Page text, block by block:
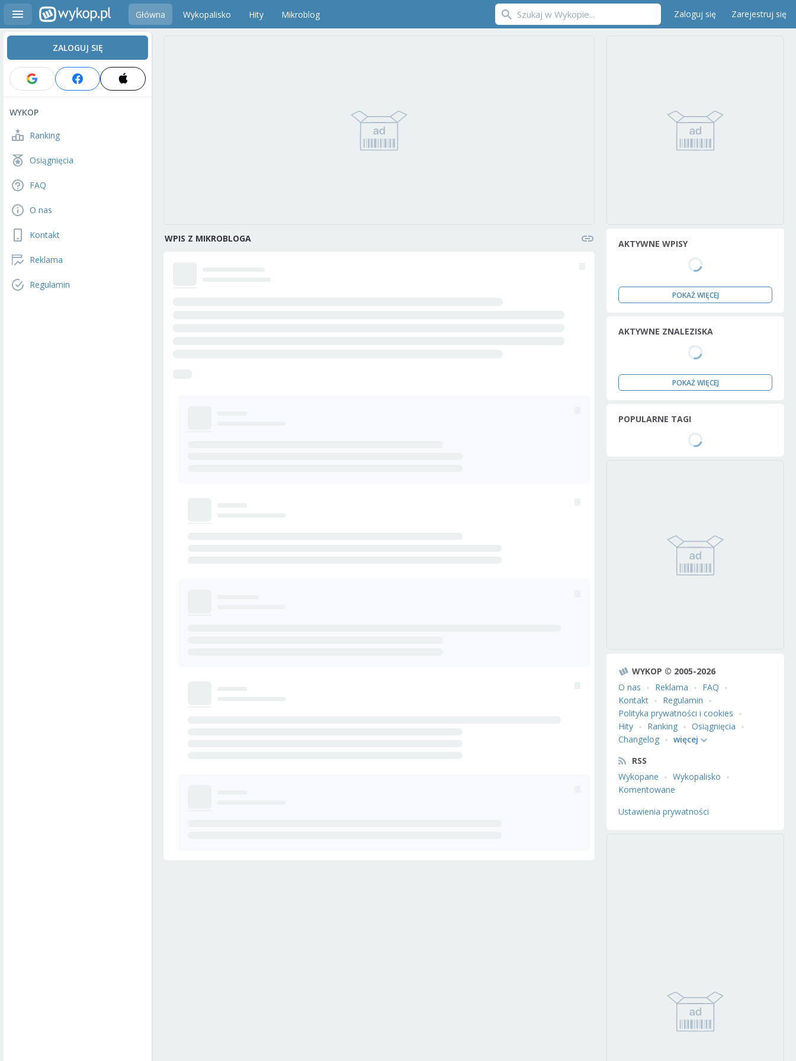
Główna Wykopalisko Hity Mikroblog Zaloguj się Zarejestruj się
ZALOGUJ SIĘ
WYKOP
Ranking
Osiągnięcia
FAQ
O nas
Kontakt
Reklama
Regulamin
WPIS Z MIKROBLOGA AKTYWNE WPISY
POKAŻ WIĘCEJ
AKTYWNE ZNALEZISKA
POKAŻ WIĘCEJ
POPULARNE TAGI
WYKOP © 2005-2026
O nas
Reklama
FAQ
Kontakt
Regulamin
Polityka prywatności i cookies
Hity
Ranking
Osiągnięcia
Changelog
więcej
RSS
Wykopane
Wykopalisko
Komentowane
Ustawienia prywatności